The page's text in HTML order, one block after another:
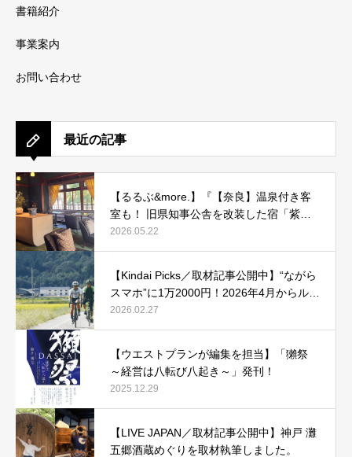
書籍紹介
事業案内
お問い合わせ
最近の記事
【るるぶ&more.】『【奈良】温泉付き客
室も！ 旧県知事公舎を改装した宿「紫翠
ラグジュアリーコレクションホテル 奈
良」で贅沢ステイ』
2026.05.22
【Kindai Picks／取材記事公開中】“ながら
スマホ”に1万2000円！2026年4月からルー
ル化される、自転車の「青切符」とは？
2026.02.27
【ウエストプランが編集を担当】「獺祭
～経営は八転び八起き～」発刊！
2025.12.29
【LIVE JAPAN／取材記事公開中】神戸 灘
五郷酒蔵めぐりを取材執筆しました。